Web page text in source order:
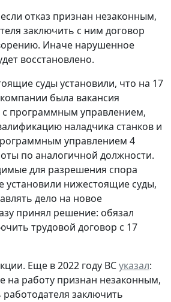
отказ признан незаконным,
заключить с ним договор
Иначе нарушенное
восстановлено.
суды установили, что на 17
была вакансия
с программным управлением,
наладчика станков и
управлением 4
по аналогичной должности.
для разрешения спора
установили нижестоящие суды,
дело на новое
принял решение: обязал
трудовой договор с 17
Еще в 2022 году ВСуказал:
на работу признан незаконным,
работодателя заключить